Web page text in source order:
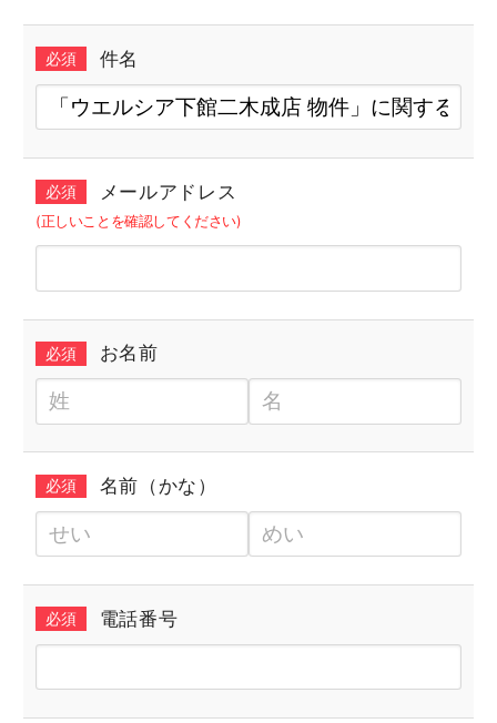
必須 件名
必須 メールアドレス
(正しいことを確認してください)
必須 お名前
必須 名前（かな）
必須 電話番号